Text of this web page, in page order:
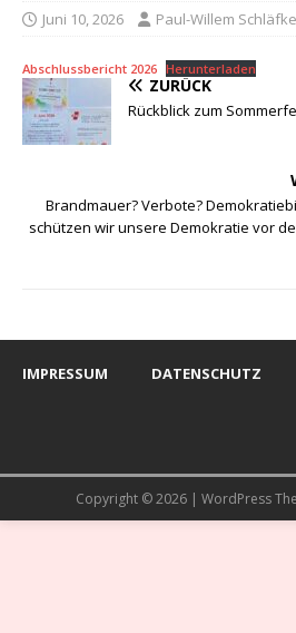
Juni 10, 2026 Paul-Willem Schläfke
Abschlussbericht 2026 Herunterladen
ZURÜCK
Rückblick zum
Brandmauer? Verbote?
schützen wir unsere Demokratie vor
IMPRESSUM DATENSCHUTZ
Copyright © 2026 | WordPress